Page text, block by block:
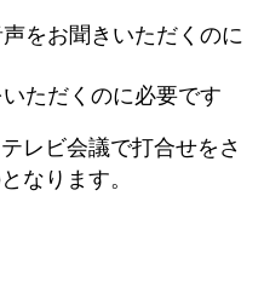
をお聞きいただくのに
ただくのに必要です
レビ会議で打合せをさ
なります。